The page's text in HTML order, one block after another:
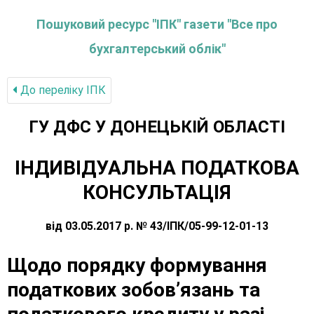
Пошуковий ресурс "ІПК" газети "Все про
бухгалтерський облік"
До переліку IПК
ГУ ДФС У ДОНЕЦЬКIЙ ОБЛАСТI
ІНДИВІДУАЛЬНА ПОДАТКОВА
КОНСУЛЬТАЦІЯ
від 03.05.2017 р. № 43/ІПК/05-99-12-01-13
Щодо порядку формування
податкових зобов’язань та